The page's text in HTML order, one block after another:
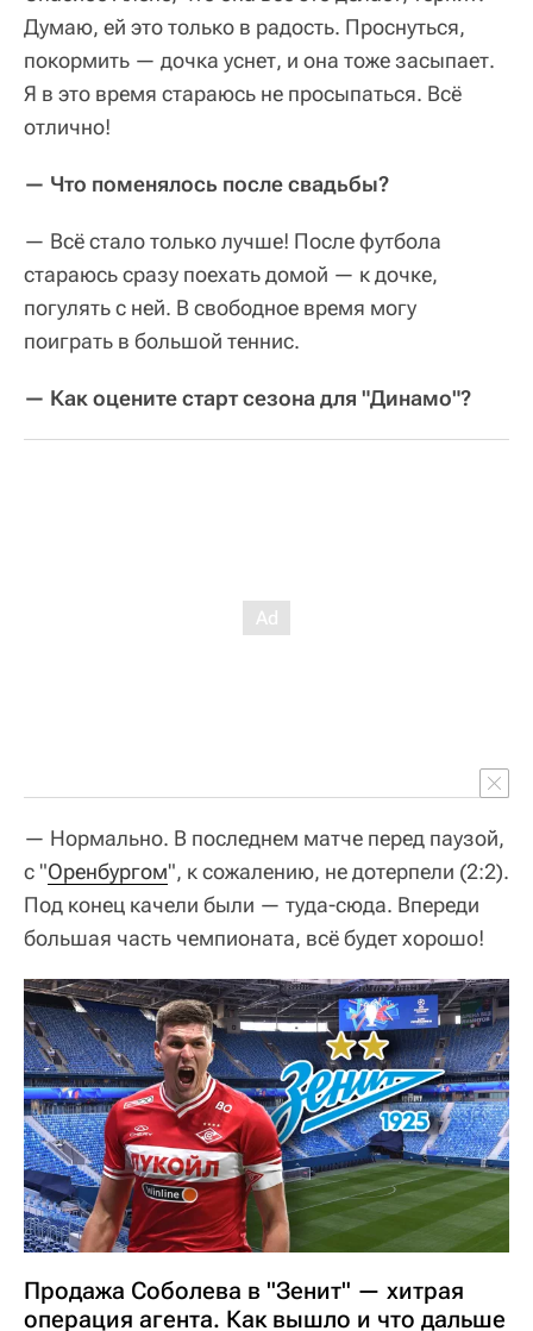
Думаю, ей это только в радость. Проснуться,
покормить — дочка уснет, и она тоже засыпает.
Я в это время стараюсь не просыпаться. Всё
отлично!
— Что поменялось после свадьбы?
— Всё стало только лучше! После футбола
стараюсь сразу поехать домой — к дочке,
погулять c ней. В свободное время могу
поиграть в большой теннис.
— Как оцените старт сезона для "Динамо"?
— Нормально. В последнем матче перед паузой,
с "Оренбургом", к сожалению, не дотерпели (2:2).
Под конец качели были — туда-сюда. Впереди
большая часть чемпионата, всё будет хорошо!
Продажа Соболева в "Зенит" — хитрая
операция агента. Как вышло и что дальше